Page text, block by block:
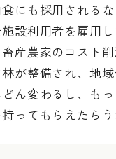
にも採用される
設利用者を雇用
産農家のコスト削
が整備され、地
ん変わるし、も
ってもらえたらう